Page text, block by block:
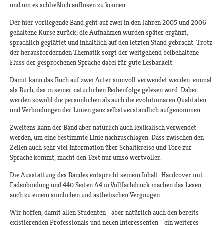
und um es schließlich auflösen zu können.
Der hier vorliegende Band geht auf zwei in den Jahren 2005 und 2006
gehaltene Kurse zurück; die Aufnahmen wurden später ergänzt,
sprachlich geglättet und inhaltlich auf den letzten Stand gebracht. Trotz
der herausfordernden Thematik sorgt der weitgehend beibehaltene
Fluss der gesprochenen Sprache dabei für gute Lesbarkeit.
Damit kann das Buch auf zwei Arten sinnvoll verwendet werden: einmal
als Buch, das in seiner natürlichen Reihenfolge gelesen wird. Dabei
werden sowohl die persönlichen als auch die evolutionären Qualitäten
und Verbindungen der Linien ganz selbstverständlich aufgenommen.
Zweitens kann der Band aber natürlich auch lexikalisch verwendet
werden, um eine bestimmte Linie nachzuschlagen. Dass zwischen den
Zeilen auch sehr viel Information über Schaltkreise und Tore zur
Sprache kommt, macht den Text nur umso wertvoller.
Die Ausstattung des Bandes entspricht seinem Inhalt: Hardcover mit
Fadenbindung und 440 Seiten A4 in Vollfarbdruck machen das Lesen
auch zu einem sinnlichen und ästhetischen Vergnügen.
Wir hoffen, damit allen Studenten - aber natürlich auch den bereits
existierenden Professionals und neuen Interessenten - ein weiteres